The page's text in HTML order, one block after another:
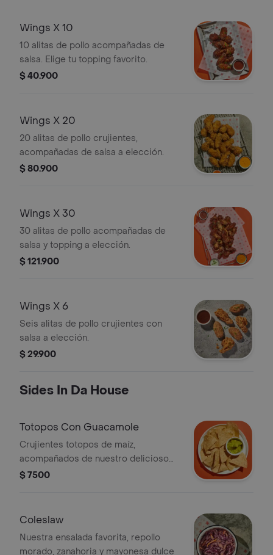
Wings X 10
10 alitas de pollo acompañadas de
salsa. Elige tu topping favorito.
$ 40.900
Wings X 20
20 alitas de pollo crujientes,
acompañadas de salsa a elección.
$ 80.900
Wings X 30
30 alitas de pollo acompañadas de
salsa y topping a elección.
$ 121.900
Wings X 6
Seis alitas de pollo crujientes con
salsa a elección.
$ 29.900
Sides In Da House
Totopos Con Guacamole
Crujientes totopos de maíz,
acompañados de nuestro delicioso
guacamole
$ 7500
Coleslaw
Nuestra ensalada favorita, repollo
morado, zanahoria y mayonesa dulce